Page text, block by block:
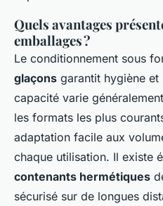
Quels avantages
emballages ?
Le conditionnement sous
glaçons garantit hygiène
capacité varie
les formats les plus
adaptation facile aux
chaque utilisation. Il existe
contenants hermétiques
sécurisé sur de longues